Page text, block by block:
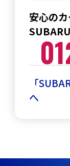
安心の
「
へ